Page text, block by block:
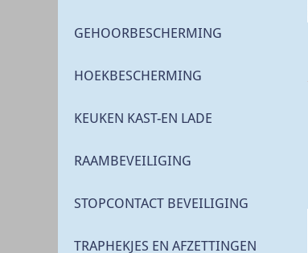
GEHOORBESCHERMING
HOEKBESCHERMING
KEUKEN KAST-EN LADE
RAAMBEVEILIGING
STOPCONTACT BEVEILIGING
TRAPHEKJES EN AFZETTINGEN